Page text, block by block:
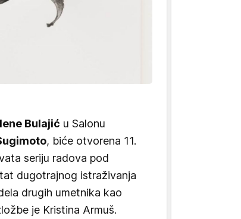
Bulajić u Salonu
, biće otvorena 11.
seriju radova pod
dugotrajnog istraživanja
drugih umetnika kao
je Kristina Armuš.